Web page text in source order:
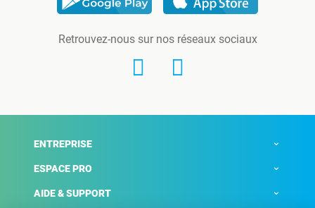
Retrouvez-nous sur nos réseaux sociaux
ENTREPRISE
ESPACE PRO
AIDE & SUPPORT